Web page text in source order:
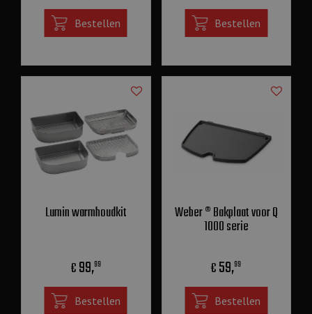
Bestellen Bestellen
Lumin warmhoudkit
€99,99
Bestellen
Weber ® Bakplaat voor Q
1000 serie
€59,99
Bestellen